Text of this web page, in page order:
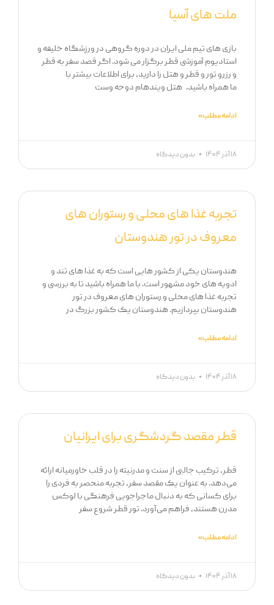
ملت های آسیا
بازی های تیم ملی ایران در دوره گروهی در ورزشگاه خلیفه و
استادیوم آموزشی قطر برگزار می شود. اگر قصد سفر به قطر
و رزرو تور و قطر و هتل را دارید، برای اطلاعات بیشتر با
ما همراه باشید. هتل ویندهام دوحه وست
ادامه مطلب »
۱۸ آذر ۱۴۰۴ بدون دیدگاه
تجربه غذا های محلی و رستوران های
معروف در تور هندوستان
هندوستان یکی از کشور هایی است که به غذا های تند و
ادویه های خود مشهور است. با ما همراه باشید تا به بررسی و
تجربه غذا های محلی و رستوران های معروف در تور
هندوستان بپردازیم. هندوستان یک کشور بزرگ در
ادامه مطلب »
۱۸ آذر ۱۴۰۴ بدون دیدگاه
قطر مقصد گردشگری برای ایرانیان
قطر، ترکیب جالبی از سنت و مدرنیته را در قلب خاورمیانه ارائه
می‌دهد. به عنوان یک مقصد سفر، تجربه منحصر به فردی را
برای کسانی که به دنبال ماجراجویی فرهنگی با لوکس
مدرن هستند، فراهم می‌آورد. تور قطر شروع سفر
ادامه مطلب »
۱۸ آذر ۱۴۰۴ بدون دیدگاه